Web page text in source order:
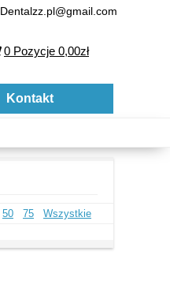
Dentalzz.pl@gmail.com
0 Pozycje 0,00zł
Kontakt
50 75 Wszystkie